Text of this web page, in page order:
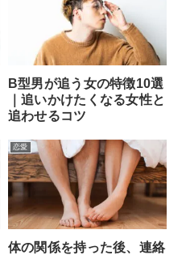
B型男が追う女の特徴10選
｜追いかけたくなる女性と
追わせるコツ
恋愛
体の関係を持った後、連絡